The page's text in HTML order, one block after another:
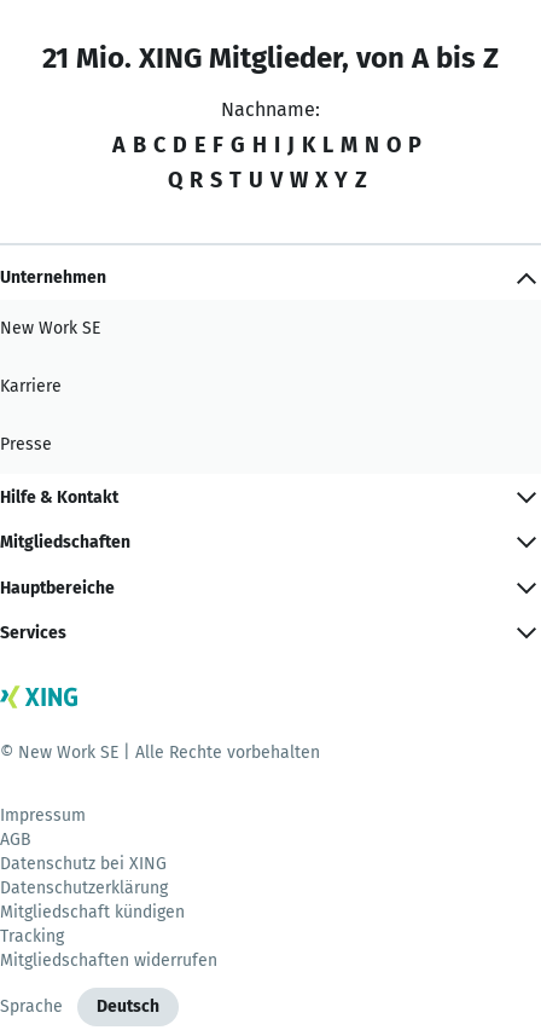
21 Mio. XING Mitglieder, von A bis Z
Nachname:
A B C D E F G H I J K L M N O P
Q R S T U V W X Y Z
Unternehmen
New Work SE
Karriere
Presse
Hilfe & Kontakt
Mitgliedschaften
Hauptbereiche
Services
© New Work SE | Alle Rechte vorbehalten
Impressum
AGB
Datenschutz bei XING
Datenschutzerklärung
Mitgliedschaft kündigen
Tracking
Mitgliedschaften widerrufen
Sprache Deutsch